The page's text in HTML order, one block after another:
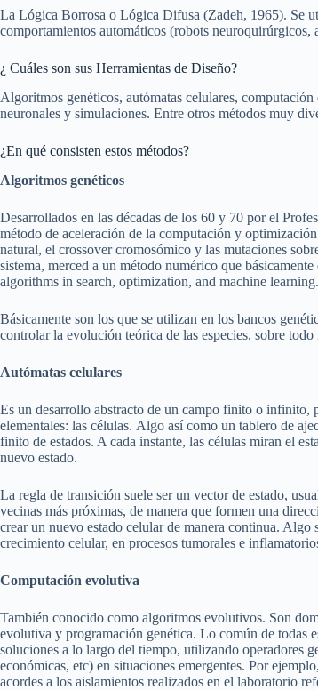
La Lógica Borrosa o Lógica Difusa (Zadeh, 1965). Se
comportamientos automáticos (robots
¿ Cuáles son sus Herramientas de Diseño?
Algoritmos genéticos, autómatas celulares,
neuronales y simulaciones. Entre otros métodos muy
¿En qué consisten estos métodos?
Algoritmos genéticos
Desarrollados en las décadas de los 60 y 70 por el
método de aceleración de la computación y
natural, el crossover cromosómico y las mutaciones
sistema, merced a un método numérico que
algorithms in search, optimization, and machine
Básicamente son los que se utilizan en los bancos
controlar la evolución teórica de las especies, sobre
Autómatas celulares
Es un desarrollo abstracto de un campo finito o
elementales: las células. Algo así como un tablero de
finito de estados. A cada instante, las células miran el
nuevo estado.
La regla de transición suele ser un vector de estado,
vecinas más próximas, de manera que formen una
crear un nuevo estado celular de manera continua.
crecimiento celular, en procesos tumorales e
Computación evolutiva
También conocido como algoritmos evolutivos. Son
evolutiva y programación genética. Lo común de todas
soluciones a lo largo del tiempo, utilizando operadores
económicas, etc) en situaciones emergentes. Por
acordes a los aislamientos realizados en el laboratorio